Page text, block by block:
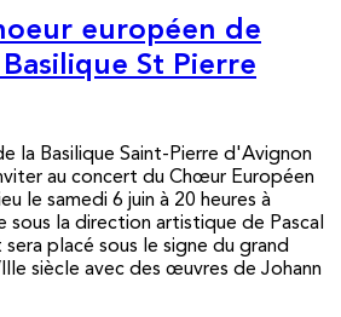
européen de
St Pierre
la Basilique Saint-Pierre d'Avignon
au concert du Chœur Européen
le samedi 6 juin à 20 heures à
sous la direction artistique de Pascal
placé sous le signe du grand
siècle avec des œuvres de Johann